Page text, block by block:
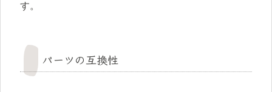
す。
パーツの互換性